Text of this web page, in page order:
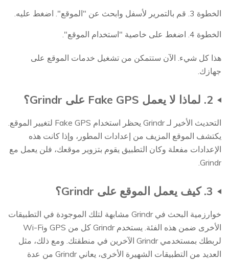
الخطوة 3. قم بالتمرير لأسفل وابحث عن "الموقع". اضغط عليه.
الخطوة 4. اضغط على خاصية "استخدام الموقع".
هذا كل شيء. الآن ستتمكن من تشغيل خدمات الموقع على
جهازك.
2. لماذا لا يعمل Fake GPS على Grindr؟
التحديث الأخير لـ Grindr يحظر استخدام Fake GPS لتغيير الموقع.
يكتشف الموقع المزيف من إعدادات المطور، وإذا كانت هذه
الإعدادات مفعلة وكان التطبيق يقوم بتزوير موقعك، فلن يعمل مع
Grindr.
3. كيف يعمل الموقع على Grindr؟
خوارزمية البحث في Grindr مشابهة لتلك الموجودة في التطبيقات
الأخرى ضمن هذه الفئة. يستخدم Grindr كل من GPS وWi-Fi
لربطك بمستخدمي Grindr الآخرين في منطقتك. ومع ذلك، مثل
العديد من التطبيقات الشهيرة الأخرى، يعاني Grindr من عدة